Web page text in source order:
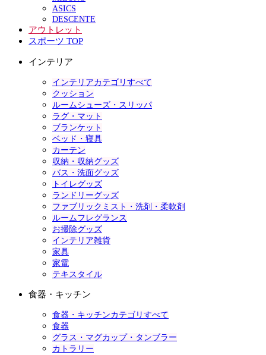
ASICS
DESCENTE
アウトレット
スポーツ TOP
インテリア
インテリアカテゴリすべて
クッション
ルームシューズ・スリッパ
ラグ・マット
ブランケット
ベッド・寝具
カーテン
収納・収納グッズ
バス・洗面グッズ
トイレグッズ
ランドリーグッズ
ファブリックミスト・洗剤・柔軟剤
ルームフレグランス
お掃除グッズ
インテリア雑貨
家具
家電
テキスタイル
食器・キッチン
食器・キッチンカテゴリすべて
食器
グラス・マグカップ・タンブラー
カトラリー